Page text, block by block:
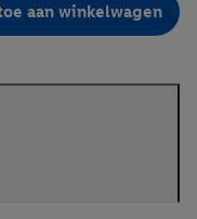
aan winkelwagen